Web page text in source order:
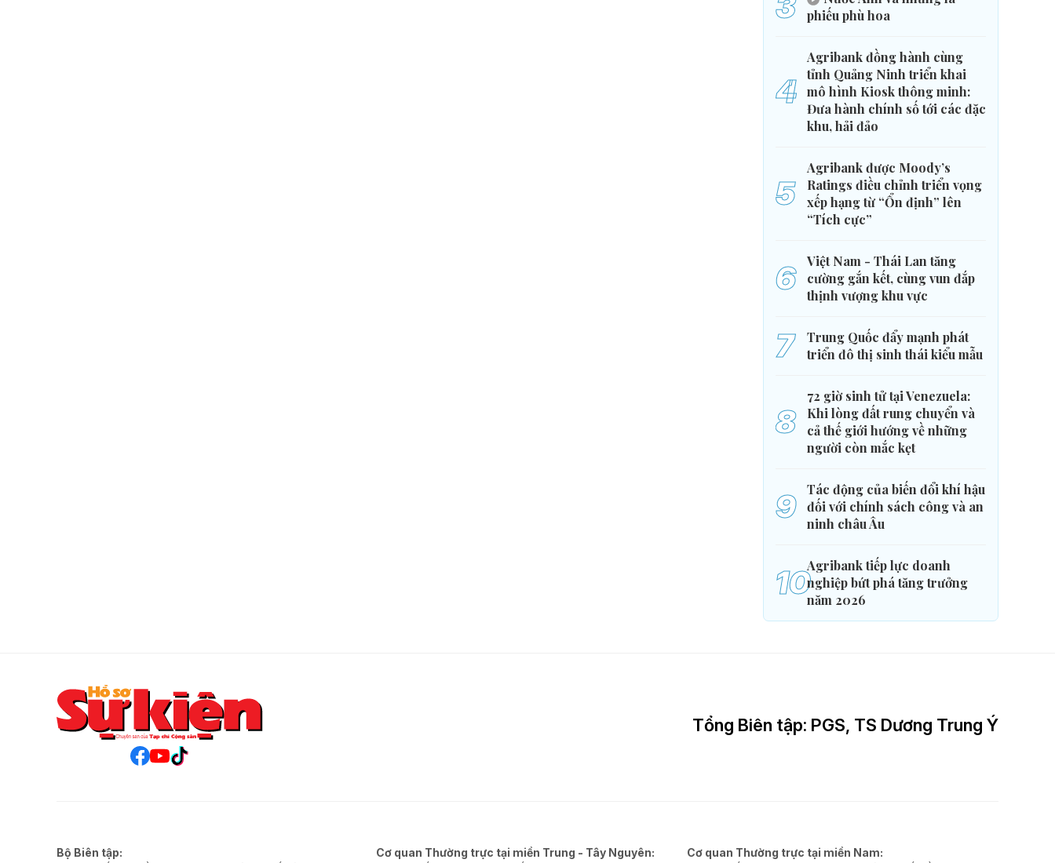
phiếu phù hoa
4
Agribank đồng hành cùng
tỉnh Quảng Ninh triển khai
mô hình Kiosk thông minh:
Đưa hành chính số tới các đặc
khu, hải đảo
5
Agribank được Moody’s
Ratings điều chỉnh triển vọng
xếp hạng từ “Ổn định” lên
“Tích cực”
6
Việt Nam - Thái Lan tăng
cường gắn kết, cùng vun đắp
thịnh vượng khu vực
7
Trung Quốc đẩy mạnh phát
triển đô thị sinh thái kiểu mẫu
8
72 giờ sinh tử tại Venezuela:
Khi lòng đất rung chuyển và
cả thế giới hướng về những
người còn mắc kẹt
9
Tác động của biến đổi khí hậu
đối với chính sách công và an
ninh châu Âu
10Agribank tiếp lực doanh
nghiệp bứt phá tăng trưởng
năm 2026
Tổng Biên tập: PGS, TS Dương Trung Ý
Bộ Biên tập:
Cơ quan Thường trực tại miền Trung - Tây Nguyên:
Cơ quan Thường trực tại miền Nam: